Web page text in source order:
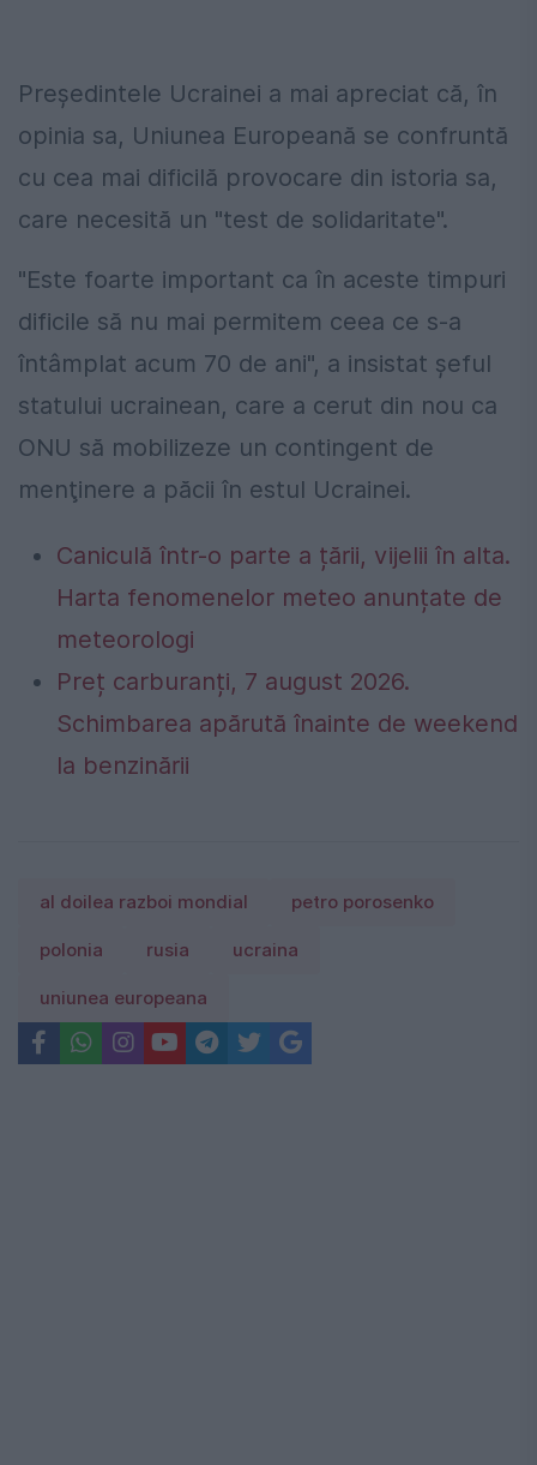
Președintele Ucrainei a mai apreciat că, în
opinia sa, Uniunea Europeană se confruntă
cu cea mai dificilă provocare din istoria sa,
care necesită un "test de solidaritate".
"Este foarte important ca în aceste timpuri
dificile să nu mai permitem ceea ce s-a
întâmplat acum 70 de ani", a insistat şeful
statului ucrainean, care a cerut din nou ca
ONU să mobilizeze un contingent de
menţinere a păcii în estul Ucrainei.
Caniculă într-o parte a țării, vijelii în alta.
Harta fenomenelor meteo anunțate de
meteorologi
Preț carburanți, 7 august 2026.
Schimbarea apărută înainte de weekend
la benzinării
al doilea razboi mondial petro porosenko
polonia rusia ucraina
uniunea europeana